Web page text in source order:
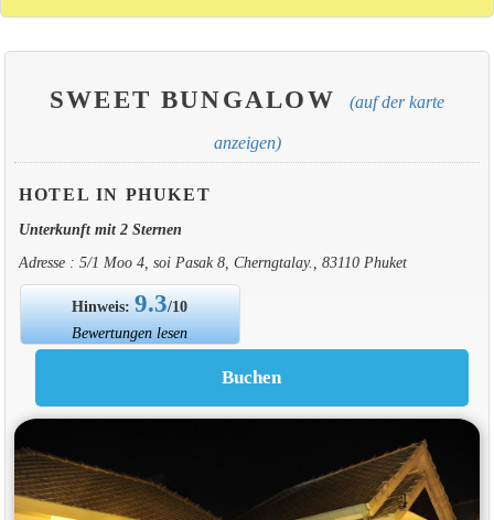
SWEET BUNGALOW (auf der karte
anzeigen)
HOTEL IN PHUKET
Unterkunft mit 2 Sternen
Adresse : 5/1 Moo 4, soi Pasak 8, Cherngtalay., 83110 Phuket
Hinweis:9.3/10
Bewertungen lesen